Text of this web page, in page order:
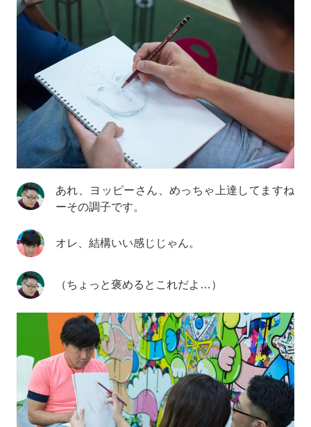
あれ、ヨッピーさん、めっちゃ上達してますね
ーその調子です。
オレ、結構いい感じじゃん。
（ちょっと褒めるとこれだよ…）